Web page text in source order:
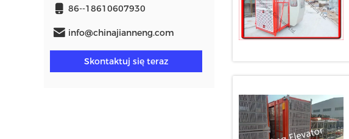
86--18610607930
info@chinajianneng.com
Skontaktuj się teraz